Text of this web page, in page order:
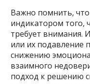
Важно помнить, что
индикатором того,
требует внимания.
или их подавление
снижению
взаимного
подход к решению